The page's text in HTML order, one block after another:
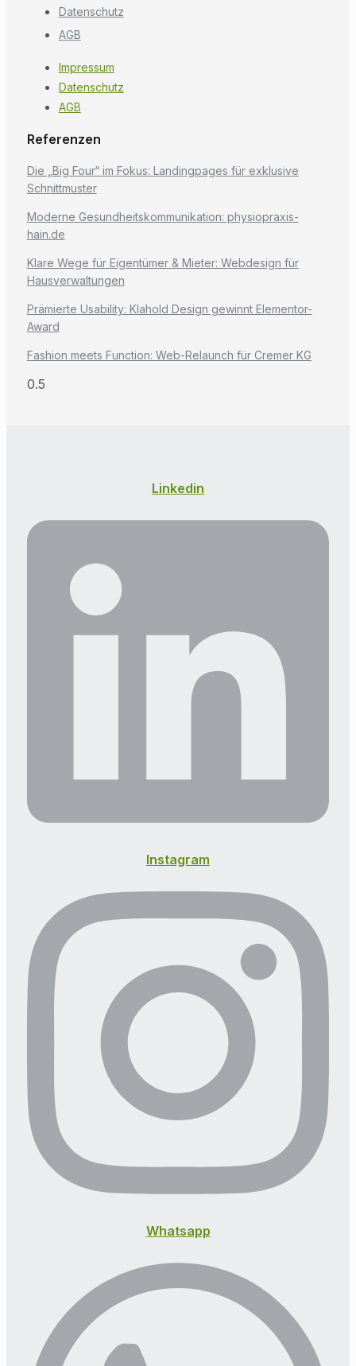
Datenschutz
AGB
Impressum
Datenschutz
AGB
Referenzen
Die „Big Four“ im Fokus: Landingpages für exklusive
Schnittmuster
Moderne Gesundheitskommunikation: physiopraxis-
hain.de
Klare Wege für Eigentümer & Mieter: Webdesign für
Hausverwaltungen
Prämierte Usability: Klahold Design gewinnt Elementor-
Award
Fashion meets Function: Web-Relaunch für Cremer KG
Linkedin
Instagram
Whatsapp